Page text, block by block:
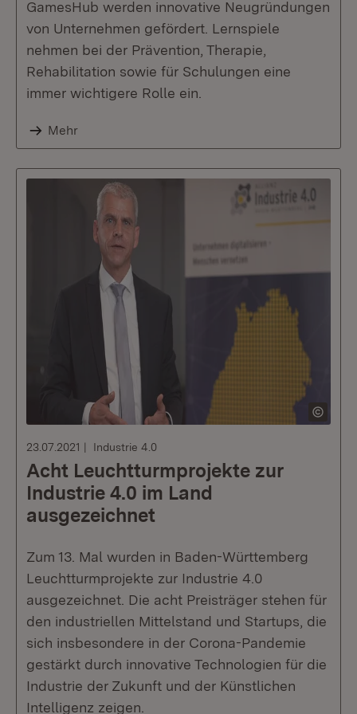
GamesHub werden innovative Neugründungen
von Unternehmen gefördert. Lernspiele
nehmen bei der Prävention, Therapie,
Rehabilitation sowie für Schulungen eine
immer wichtigere Rolle ein.
Mehr
23.07.2021 Industrie 4.0
Acht Leuchtturmprojekte zur
Industrie 4.0 im Land
ausgezeichnet
Zum 13. Mal wurden in Baden-Württemberg
Leuchtturmprojekte zur Industrie 4.0
ausgezeichnet. Die acht Preisträger stehen für
den industriellen Mittelstand und Startups, die
sich insbesondere in der Corona-Pandemie
gestärkt durch innovative Technologien für die
Industrie der Zukunft und der Künstlichen
Intelligenz zeigen.